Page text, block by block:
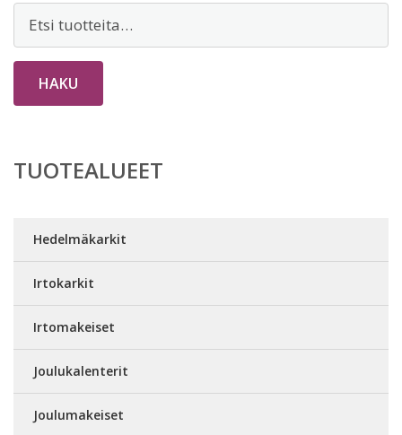
Etsi:
HAKU
TUOTEALUEET
Hedelmäkarkit
Irtokarkit
Irtomakeiset
Joulukalenterit
Joulumakeiset